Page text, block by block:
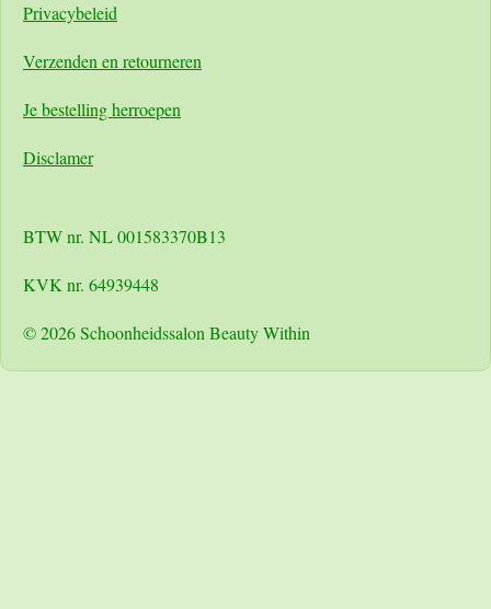
Privacybeleid
Verzenden en retourneren
Je bestelling herroepen
Disclamer
BTW nr. NL 001583370B13
KVK nr. 64939448
© 2026 Schoonheidssalon Beauty Within